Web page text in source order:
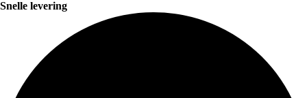
Snelle levering